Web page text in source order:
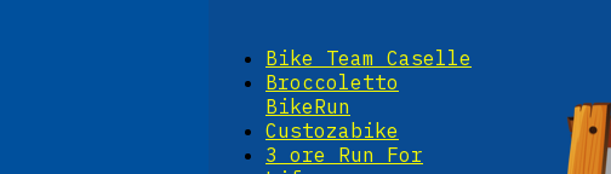
Bike Team Caselle
Broccoletto
BikeRun
Custozabike
3 ore Run For